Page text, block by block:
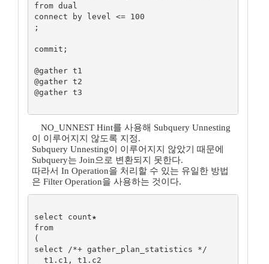
from dual
connect by level <= 100
;
commit;
@gather t1
@gather t2
@gather t3
NO_UNNEST Hint를 사용해 Subquery Unnesting
이 이루어지지 않도록 지정.
Subquery Unnesting이 이루어지지 않았기 때문에
Subquery는 Join으로 변환되지 못한다.
따라서 In Operation을 처리할 수 있는 유일한 방법
은 Filter Operation을 사용하는 것이다.
select count★
from
(
select /*+ gather_plan_statistics */